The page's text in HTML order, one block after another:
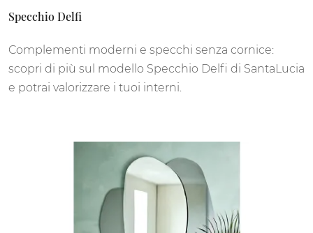
Specchio Delfi
Complementi moderni e specchi senza cornice:
scopri di più sul modello Specchio Delfi di SantaLucia
e potrai valorizzare i tuoi interni.